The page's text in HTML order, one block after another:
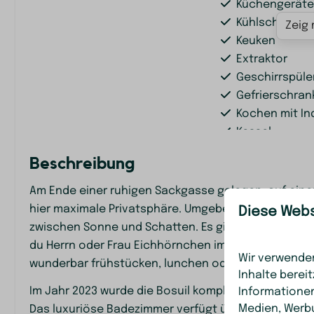
Küchengeräte
Kühlschrank
Keuken
Extraktor
Kochen mit
Kessel
Backofen
Familie/Kinder
Brettspiele Doppelbett: 1
Zeig
Beschreibung
Am Ende einer ruhigen Sackgasse gelegen, auf
hier maximale Privatsphäre. Umgeben von
zwischen Sonne und Schatten. Es gibt einen
du Herrn oder Frau Eichhörnchen im Garten. Unter
wunderbar frühstücken, lunchen oder zu Abend
Im Jahr 2023 wurde die Bosuil komplett renoviert
Das luxuriöse Badezimmer verfügt über eine
Diese
Wir
Inhalte
Medien,